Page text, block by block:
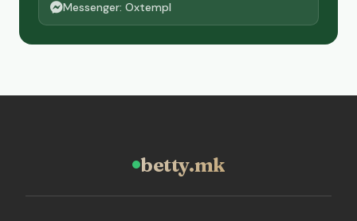
Messenger: Oxtempl
betty.mk